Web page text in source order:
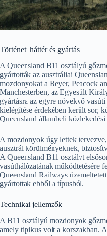
Történeti háttér és gyártás
A Queensland B11 osztályú
gyártották az ausztráliai
mozdonyokat a Beyer, Peacock
Manchesterben, az Egyesült
gyártásra az egyre növekvő
kielégítése érdekében került sor,
Queensland állambeli közlekedési
A mozdonyok úgy lettek
ausztrál körülményeknek,
A Queensland B11 osztályt
vasúthálózatának működtetésére
Queensland Railways
gyártottak ebből a típusból.
Technikai jellemzők
A B11 osztályú mozdonyok
amely tipikus volt a korszakban.